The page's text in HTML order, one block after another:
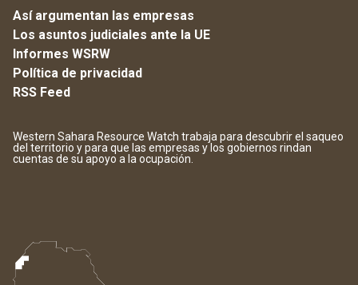
Así argumentan las empresas
Los asuntos judiciales ante la UE
Informes WSRW
Política de privacidad
RSS Feed
Western Sahara Resource Watch trabaja para descubrir el saqueo
del territorio y para que las empresas y los gobiernos rindan
cuentas de su apoyo a la ocupación.